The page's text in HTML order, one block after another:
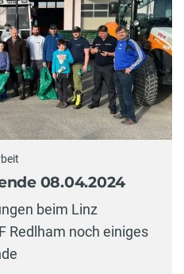
08.04.2024
beim Linz
Redlham noch einiges